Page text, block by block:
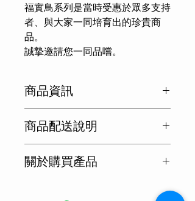
福實鳥系列是當時受惠於眾多支持
者、與大家一同培育出的珍貴商
品。
誠摯邀請您一同品嚐。
商品資訊
🔹 精米步合：65%
🔹 酸度：1.6
商品配送說明
關於購買產品